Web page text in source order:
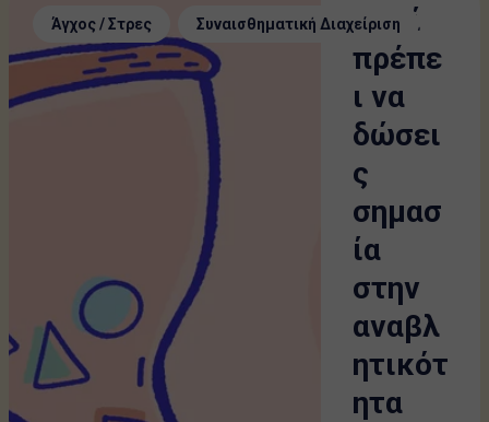
Άγχος / Στρες Συναισθηματική Διαχείριση
Γιατί
πρέπε
ι να
δώσει
ς
σημασ
ία
στην
αναβλ
ητικότ
ητα